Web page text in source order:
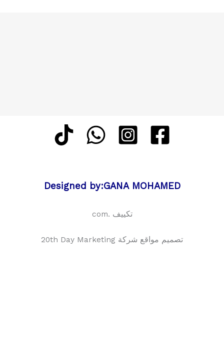
Designed by:GANA MOHAMED
تكييف .com
تصميم مواقع شركة 20th Day Marketing